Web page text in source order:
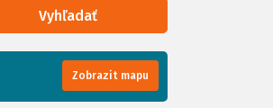
Vyhľadať
Zobrazit mapu